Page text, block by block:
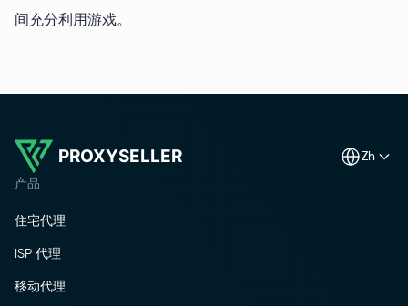
间充分利用游戏。
PROXYSELLER zh
产品
住宅代理
ISP 代理
移动代理